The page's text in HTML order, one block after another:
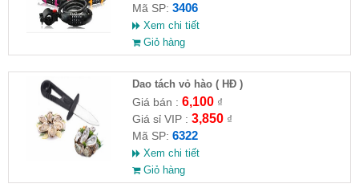
Mã SP: 3406
Xem chi tiết
Giỏ hàng
Dao tách vỏ hào ( HĐ )
Giá bán : 6,100₫
Giá sỉ VIP : 3,850₫
Mã SP: 6322
Xem chi tiết
Giỏ hàng